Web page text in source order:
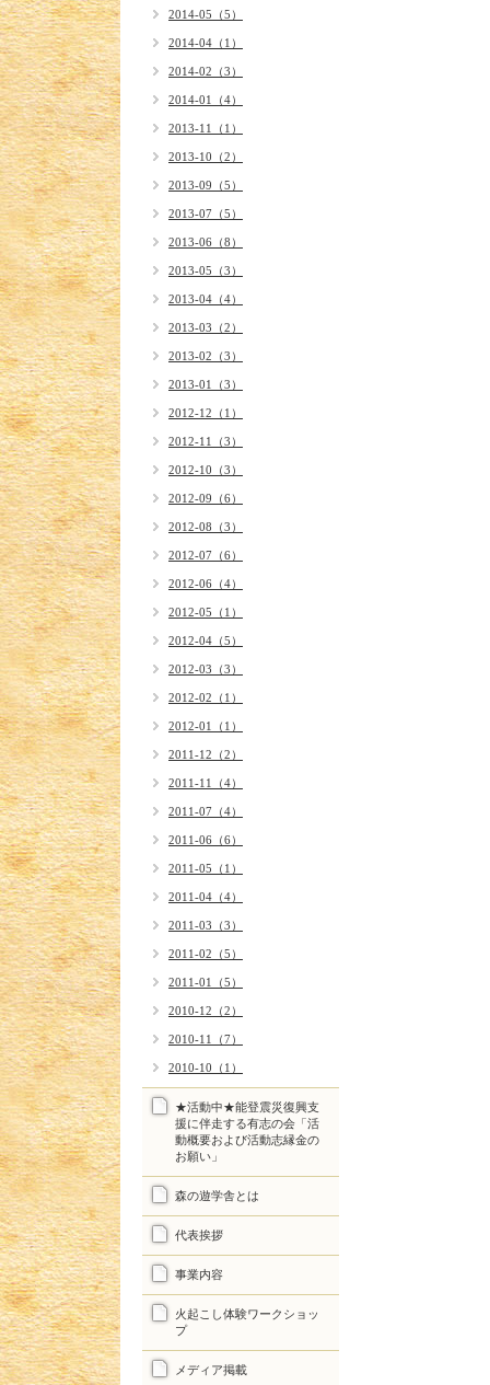
2014-05（5）
2014-04（1）
2014-02（3）
2014-01（4）
2013-11（1）
2013-10（2）
2013-09（5）
2013-07（5）
2013-06（8）
2013-05（3）
2013-04（4）
2013-03（2）
2013-02（3）
2013-01（3）
2012-12（1）
2012-11（3）
2012-10（3）
2012-09（6）
2012-08（3）
2012-07（6）
2012-06（4）
2012-05（1）
2012-04（5）
2012-03（3）
2012-02（1）
2012-01（1）
2011-12（2）
2011-11（4）
2011-07（4）
2011-06（6）
2011-05（1）
2011-04（4）
2011-03（3）
2011-02（5）
2011-01（5）
2010-12（2）
2010-11（7）
2010-10（1）
★活動中★能登震災復興支
援に伴走する有志の会「活
動概要および活動志縁金の
お願い」
森の遊学舎とは
代表挨拶
事業内容
火起こし体験ワークショッ
プ
メディア掲載